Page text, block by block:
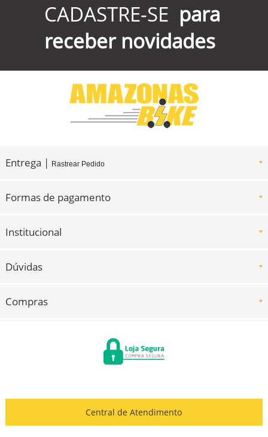
CADASTRE-SE para
receber novidades
Entrega | Rastrear Pedido
Formas de pagamento
Institucional
Dúvidas
Compras
Central de Atendimento